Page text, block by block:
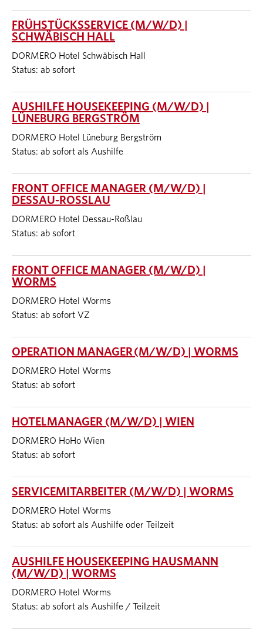
FRÜHSTÜCKSSERVICE (M/W/D) |
SCHWÄBISCH HALL
DORMERO Hotel Schwäbisch Hall
Status: ab sofort
AUSHILFE HOUSEKEEPING (M/W/D) |
LÜNEBURG BERGSTRÖM
DORMERO Hotel Lüneburg Bergström
Status: ab sofort als Aushilfe
FRONT OFFICE MANAGER (M/W/D) |
DESSAU-ROSSLAU
DORMERO Hotel Dessau-Roßlau
Status: ab sofort
FRONT OFFICE MANAGER (M/W/D) |
WORMS
DORMERO Hotel Worms
Status: ab sofort VZ
OPERATION MANAGER (M/W/D) | WORMS
DORMERO Hotel Worms
Status: ab sofort
HOTELMANAGER (M/W/D) | WIEN
DORMERO HoHo Wien
Status: ab sofort
SERVICEMITARBEITER (M/W/D) | WORMS
DORMERO Hotel Worms
Status: ab sofort als Aushilfe oder Teilzeit
AUSHILFE HOUSEKEEPING HAUSMANN
(M/W/D) | WORMS
DORMERO Hotel Worms
Status: ab sofort als Aushilfe / Teilzeit